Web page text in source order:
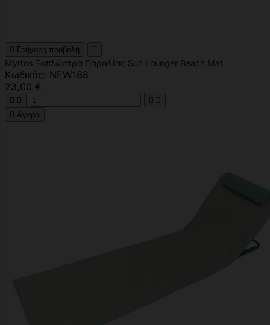
 Γρήγορη προβολή 
Myrtos Ξαπλώστρα Παραλίας Sun Lounger Beach Mat
Κωδικός: NEW188
23,00 €
   
 Αγορά